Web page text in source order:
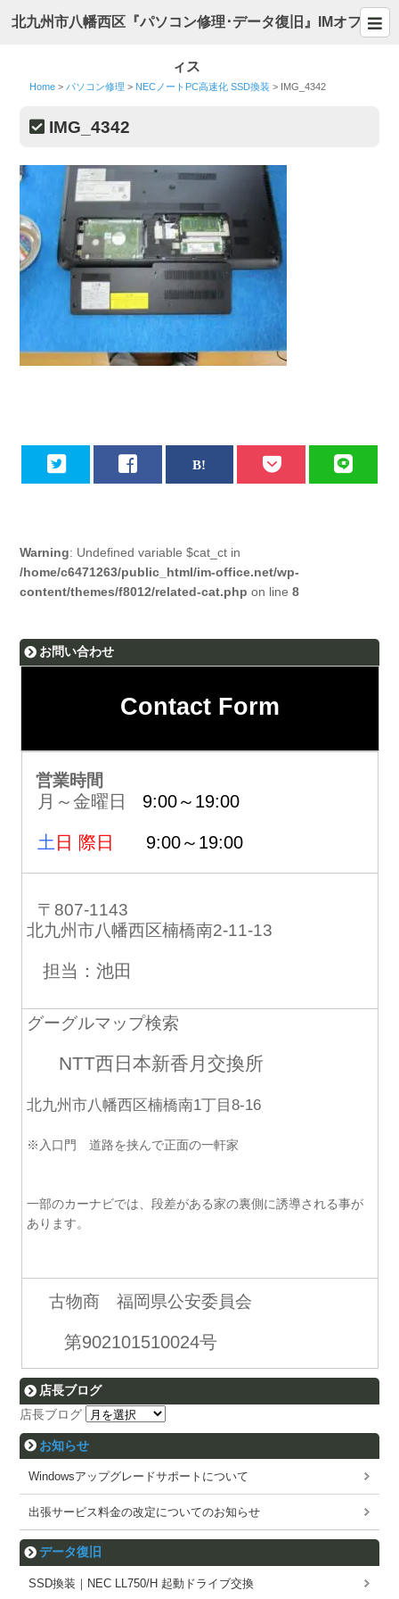
北九州市八幡西区『パソコン修理･データ復旧』IMオフ
ィス
Home > パソコン修理 > NECノートPC高速化 SSD換装 > IMG_4342
IMG_4342
Warning: Undefined variable $cat_ct in
/home/c6471263/public_html/im-office.net/wp-
content/themes/f8012/related-cat.php on line8
お問い合わせ
Contact Form
営業時間
月～金曜日 9:00～19:00
土 日 際日 9:00～19:00
〒807-1143
北九州市八幡西区楠橋南2-11-13
担当：池田
グーグルマップ検索
NTT西日本新香月交換所
北九州市八幡西区楠橋南1丁目8-16
※入口門 道路を挟んで正面の一軒家
一部のカーナビでは、段差がある家の裏側に誘導される事が
あります。
古物商 福岡県公安委員会
第902101510024号
店長ブログ
店長ブログ
お知らせ
Windowsアップグレードサポートについて
出張サービス料金の改定についてのお知らせ
データ復旧
SSD換装｜NEC LL750/H 起動ドライブ交換